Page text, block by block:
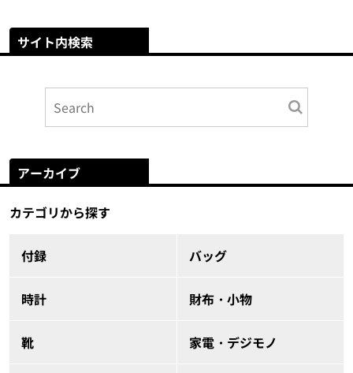
サイト内検索
アーカイブ
カテゴリから探す
付録 バッグ
時計 財布・小物
靴 家電・デジモノ